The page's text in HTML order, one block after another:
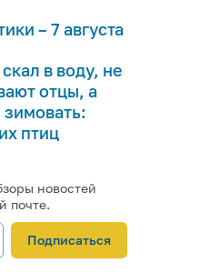
– 7 августа
в воду, не
отцы, а
зимовать:
птиц
новостей
почте.
Подписаться